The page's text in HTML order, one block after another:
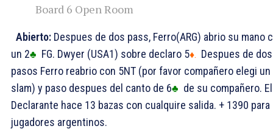
Board 6 Open Room
Abierto: Despues de dos pass, Ferro(ARG) abrio su mano
un 2♣ FG. Dwyer (USA1) sobre declaro 5♦. Despues de dos
pasos Ferro reabrio con 5NT (por favor compañero elegi un
slam) y paso despues del canto de 6♣ de su compañero. El
Declarante hace 13 bazas con cualquire salida. + 1390 para
jugadores argentinos.